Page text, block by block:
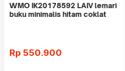
WMO IK20178592 LAIV lemari
buku minimalis hitam coklat
Rp 550.900